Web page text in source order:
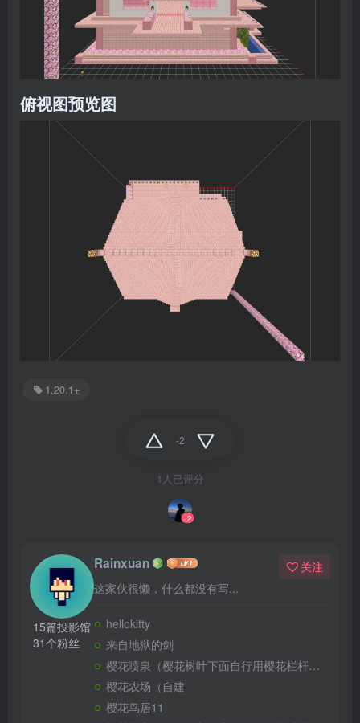
俯视图预览图
1.20.1+
-2
1人已评分
-2
15篇投影馆
31个粉丝
Rainxuan
这家伙很懒，什么都没有写...
关注
hellokitty
来自地狱的剑
樱花喷泉（樱花树叶下面自行用樱花栏杆填充
樱花农场（自建
樱花鸟居11